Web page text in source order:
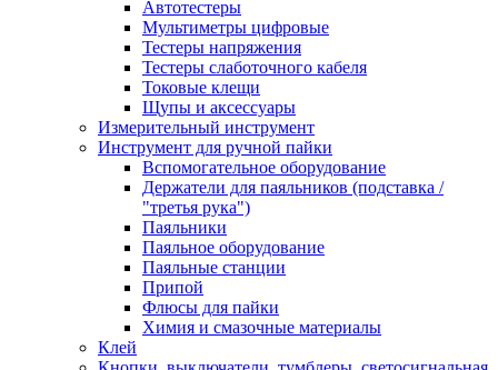
Автотестеры
Мультиметры цифровые
Тестеры напряжения
Тестеры слаботочного кабеля
Токовые клещи
Щупы и аксессуары
Измерительный инструмент
Инструмент для ручной пайки
Вспомогательное оборудование
Держатели для паяльников (подставка /
"третья рука")
Паяльники
Паяльное оборудование
Паяльные станции
Припой
Флюсы для пайки
Химия и смазочные материалы
Клей